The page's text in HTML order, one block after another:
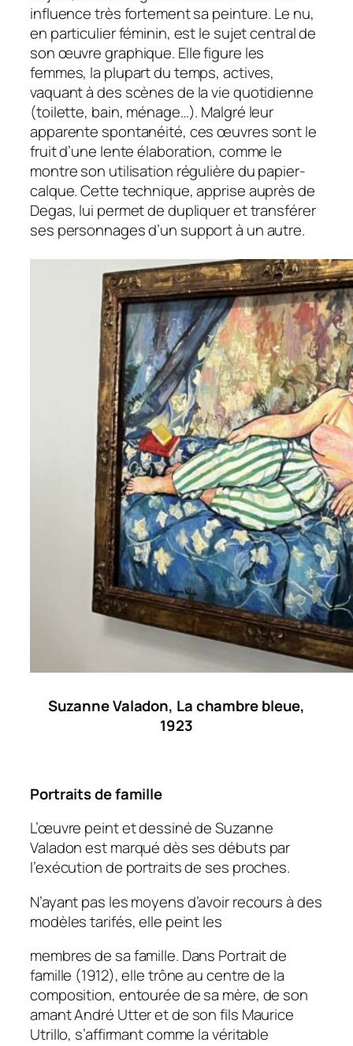
influence très fortement sa peinture. Le nu,
en particulier féminin, est le sujet central de
son œuvre graphique. Elle figure les
femmes, la plupart du temps, actives,
vaquant à des scènes de la vie quotidienne
(toilette, bain, ménage…). Malgré leur
apparente spontanéité, ces œuvres sont le
fruit d’une lente élaboration, comme le
montre son utilisation régulière du papier-
calque. Cette technique, apprise auprès de
Degas, lui permet de dupliquer et transférer
ses personnages d’un support à un autre.
Suzanne Valadon, La chambre bleue,
1923
Portraits de famille
L’œuvre peint et dessiné de Suzanne
Valadon est marqué dès ses débuts par
l’exécution de portraits de ses proches.
N’ayant pas les moyens d’avoir recours à des
modèles tarifés, elle peint les
membres de sa famille. Dans Portrait de
famille (1912), elle trône au centre de la
composition, entourée de sa mère, de son
amant André Utter et de son fils Maurice
Utrillo, s’affirmant comme la véritable